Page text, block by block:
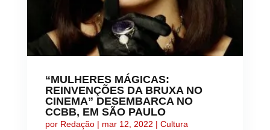
“MULHERES MÁGICAS:
REINVENÇÕES DA BRUXA NO
CINEMA” DESEMBARCA NO
CCBB, EM SÃO PAULO
por Redação| mar 12, 2022 | Cultura